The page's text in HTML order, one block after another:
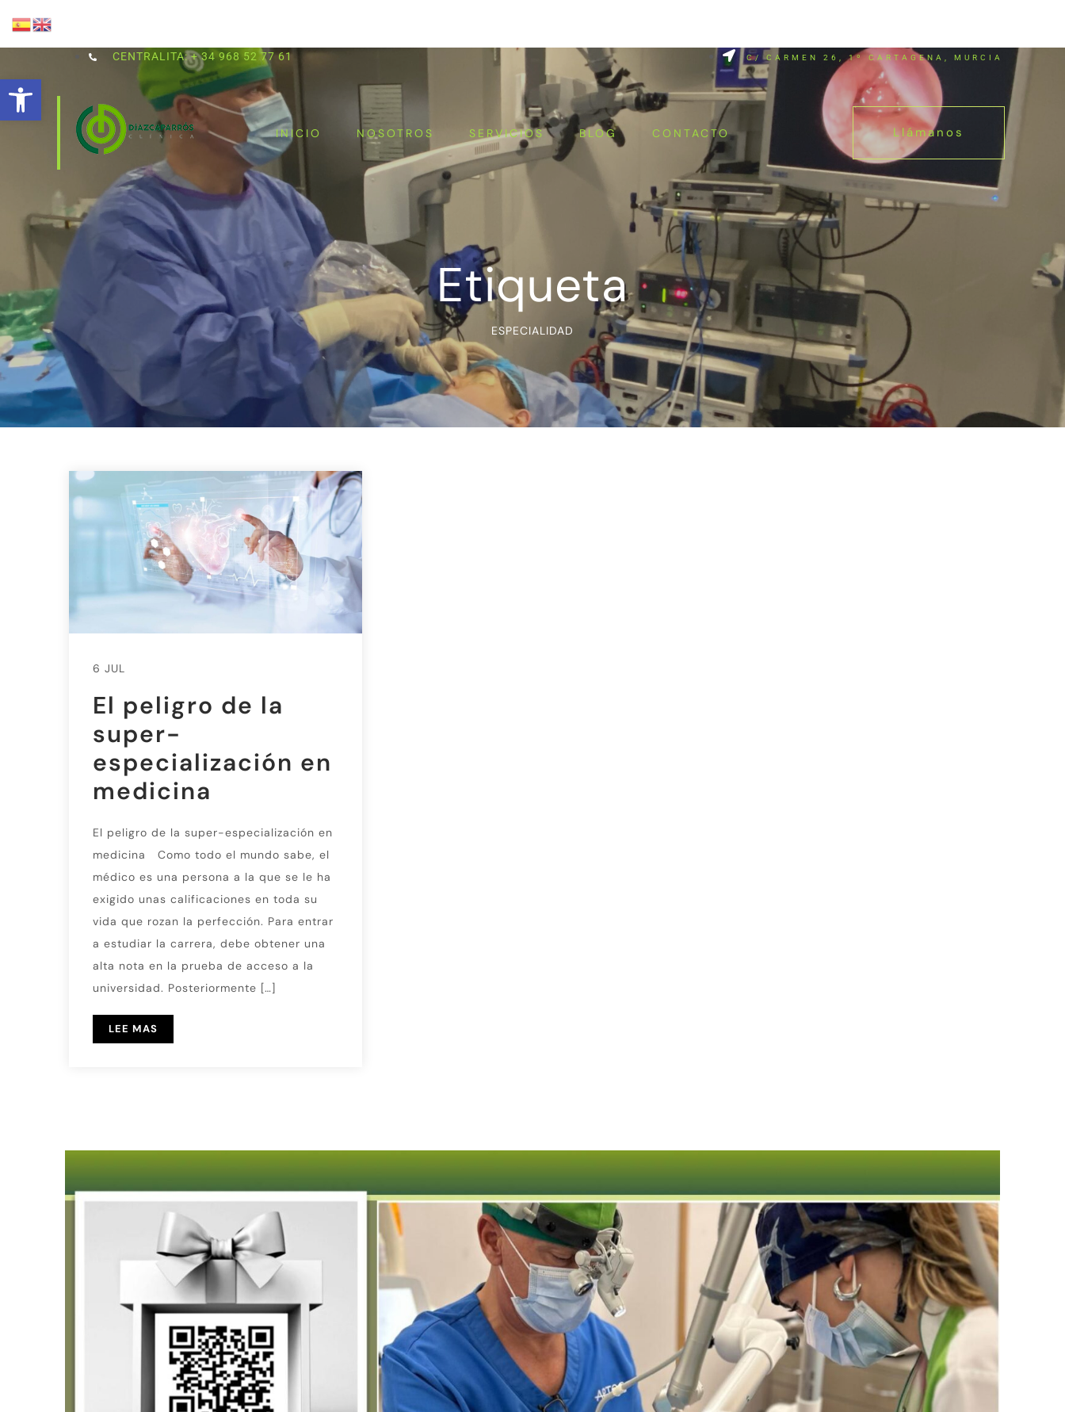
Abrir barra de herramientas
CENTRALITA: + 34 968 52 77 61 C/ CARMEN 26, 1º CARTAGENA, MURCIA
INICIO NOSOTROS SERVICIOS BLOG CONTACTO Llámanos
Etiqueta
ESPECIALIDAD
6 JUL
El peligro de la
super-
especialización en
medicina
El peligro de la super-especialización en
medicina Como todo el mundo sabe, el
médico es una persona a la que se le ha
exigido unas calificaciones en toda su
vida que rozan la perfección. Para entrar
a estudiar la carrera, debe obtener una
alta nota en la prueba de acceso a la
universidad. Posteriormente […]
LEE MAS